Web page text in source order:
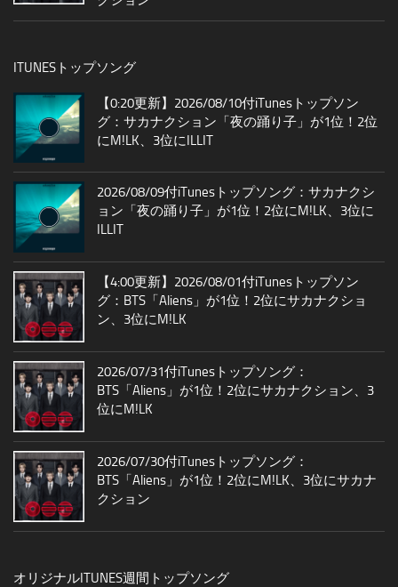
ITUNESトップソング
【0:20更新】2026/08/10付iTunesトップソン
グ：サカナクション「夜の踊り子」が1位！2位
にM!LK、3位にILLIT
2026/08/09付iTunesトップソング：サカナクシ
ョン「夜の踊り子」が1位！2位にM!LK、3位に
ILLIT
【4:00更新】2026/08/01付iTunesトップソン
グ：BTS「Aliens」が1位！2位にサカナクショ
ン、3位にM!LK
2026/07/31付iTunesトップソング：
BTS「Aliens」が1位！2位にサカナクション、3
位にM!LK
2026/07/30付iTunesトップソング：
BTS「Aliens」が1位！2位にM!LK、3位にサカナ
クション
オリジナルITUNES週間トップソング